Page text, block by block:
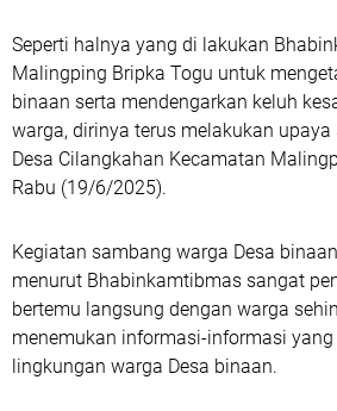
Seperti halnya yang di lakukan
Malingping Bripka Togu untuk
binaan serta mendengarkan keluh
warga, dirinya terus melakukan
Desa Cilangkahan Kecamatan
Rabu (19/6/2025).
Kegiatan sambang warga Desa
menurut Bhabinkamtibmas sangat
bertemu langsung dengan warga
menemukan informasi-informasi
lingkungan warga Desa binaan.